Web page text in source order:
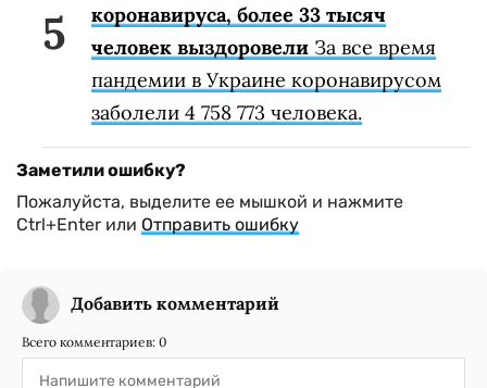
коронавируса, более 33 тысяч
человек выздоровели За все время
пандемии в Украине коронавирусом
заболели 4 758 773 человека.
Заметили ошибку?
Пожалуйста, выделите ее мышкой и нажмите
Ctrl+Enter или Отправить ошибку
Добавить комментарий
Всего комментариев: 0